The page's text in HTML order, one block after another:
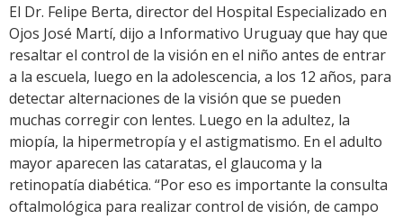
El Dr. Felipe Berta, director del Hospital Especializado en
Ojos José Martí, dijo a Informativo Uruguay que hay que
resaltar el control de la visión en el niño antes de entrar
a la escuela, luego en la adolescencia, a los 12 años, para
detectar alternaciones de la visión que se pueden
muchas corregir con lentes. Luego en la adultez, la
miopía, la hipermetropía y el astigmatismo. En el adulto
mayor aparecen las cataratas, el glaucoma y la
retinopatía diabética. “Por eso es importante la consulta
oftalmológica para realizar control de visión, de campo